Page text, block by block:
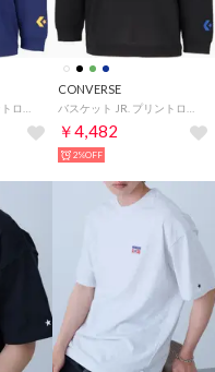
バスケット JR. プリントロングスリーブ CB452358L （2800 C.ネイビー）
CONVERSE
バスケット JR. プリントロングスリーブ CB452358L （1900 ブラック）
￥4,482
2%OFF